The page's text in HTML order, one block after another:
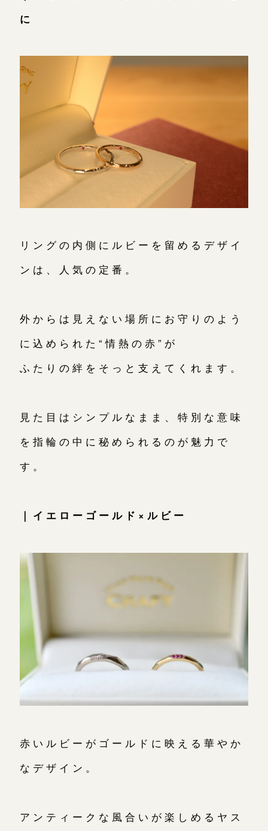
に
リングの内側にルビーを留めるデザイ
ンは、人気の定番。
外からは見えない場所にお守りのよう
に込められた“情熱の赤”が
ふたりの絆をそっと支えてくれます。
見た目はシンプルなまま、特別な意味
を指輪の中に秘められるのが魅力で
す。
｜イエローゴールド×ルビー
赤いルビーがゴールドに映える華やか
なデザイン。
アンティークな風合いが楽しめるヤス